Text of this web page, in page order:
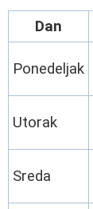
Dan
Ponedeljak
Utorak
Sreda